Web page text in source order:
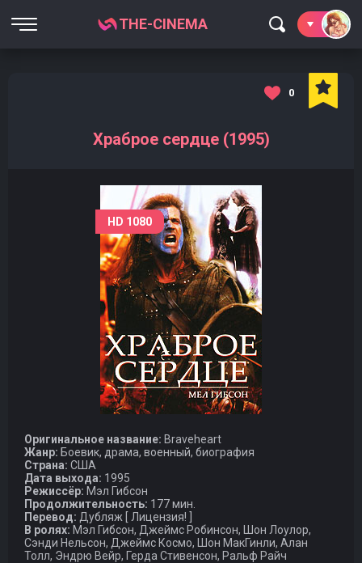
THE-CINEMA
Храброе сердце (1995)
0
HD 1080
Оригинальное название: Braveheart
Жанр: Боевик, драма, военный, биография
Страна: США
Дата выхода: 1995
Режиссёр: Мэл Гибсон
Продолжительность: 177 мин.
Перевод: Дубляж [ Лицензия! ]
В ролях: Мэл Гибсон, Джеймс Робинсон, Шон Лоулор,
Сэнди Нельсон, Джеймс Космо, Шон МакГинли, Алан
Толл, Эндрю Вейр, Герда Стивенсон, Ральф Райч